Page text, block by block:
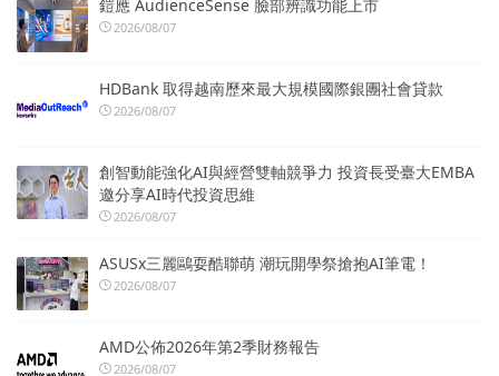
鎧應 AudienceSense 臉部辨識功能上市
2026/08/07
HDBank 取得越南歷來最大規模國際銀團社會貸款
2026/08/07
創智動能強化AI與經營雙軸競爭力 投資長受臺大EMBA
邀分享AI時代投資思維
2026/08/07
ASUSx三麗鷗耍酷聯萌 潮玩開學祭搶抱AI筆電！
2026/08/07
AMD公佈2026年第2季財務報告
2026/08/07